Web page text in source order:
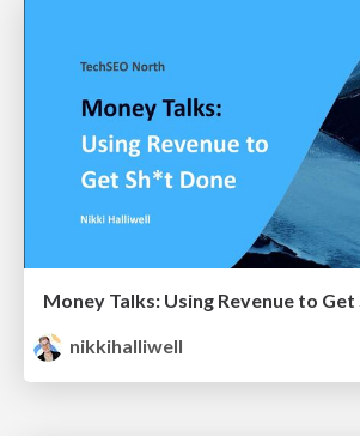
Money Talks: Using Revenue to Get
nikkihalliwell